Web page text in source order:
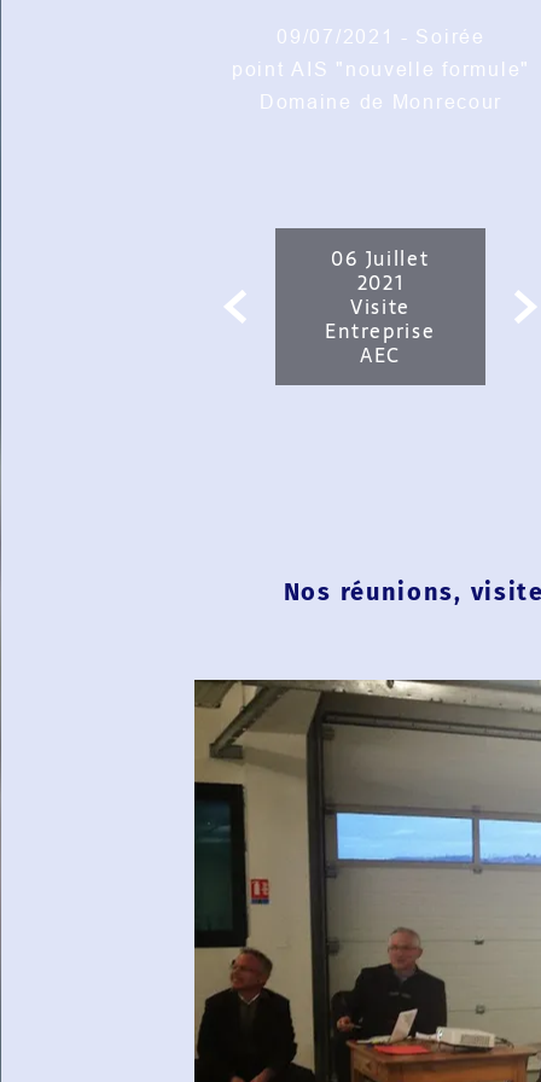
09/07/2021 - Soirée
point AIS "nouvelle formule"
Domaine de Monrecour
06 Juillet
2021
Visite
Entreprise
AEC

Nos réunions,